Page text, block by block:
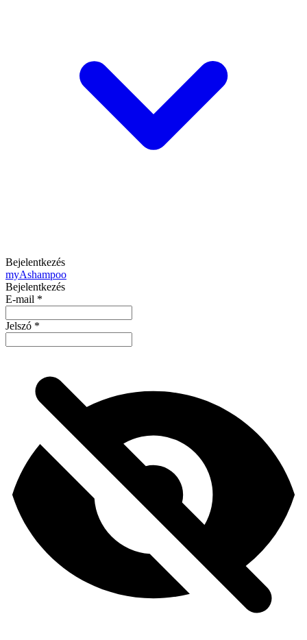
Bejelentkezés
myAshampoo
Bejelentkezés
E-mail *
Jelszó *